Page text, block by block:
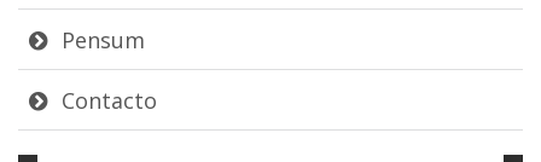
Pensum
Contacto